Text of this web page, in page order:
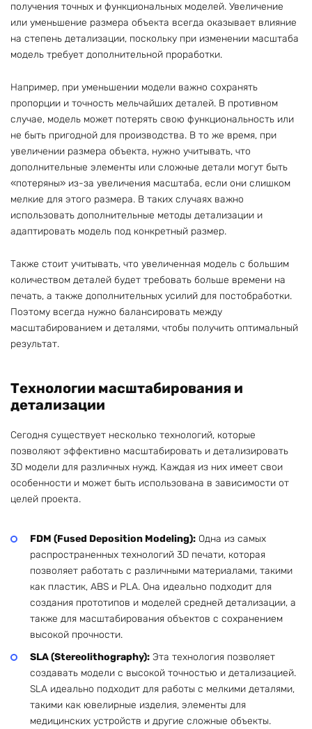
получения точных и функциональных моделей. Увеличение
или уменьшение размера объекта всегда оказывает влияние
на степень детализации, поскольку при изменении масштаба
модель требует дополнительной проработки.
Например, при уменьшении модели важно сохранять
пропорции и точность мельчайших деталей. В противном
случае, модель может потерять свою функциональность или
не быть пригодной для производства. В то же время, при
увеличении размера объекта, нужно учитывать, что
дополнительные элементы или сложные детали могут быть
«потеряны» из-за увеличения масштаба, если они слишком
мелкие для этого размера. В таких случаях важно
использовать дополнительные методы детализации и
адаптировать модель под конкретный размер.
Также стоит учитывать, что увеличенная модель с большим
количеством деталей будет требовать больше времени на
печать, а также дополнительных усилий для постобработки.
Поэтому всегда нужно балансировать между
масштабированием и деталями, чтобы получить оптимальный
результат.
Технологии масштабирования и
детализации
Сегодня существует несколько технологий, которые
позволяют эффективно масштабировать и детализировать
3D модели для различных нужд. Каждая из них имеет свои
особенности и может быть использована в зависимости от
целей проекта.
FDM (Fused Deposition Modeling): Одна из самых
распространенных технологий 3D печати, которая
позволяет работать с различными материалами, такими
как пластик, ABS и PLA. Она идеально подходит для
создания прототипов и моделей средней детализации, а
также для масштабирования объектов с сохранением
высокой прочности.
SLA (Stereolithography): Эта технология позволяет
создавать модели с высокой точностью и детализацией.
SLA идеально подходит для работы с мелкими деталями,
такими как ювелирные изделия, элементы для
медицинских устройств и другие сложные объекты.